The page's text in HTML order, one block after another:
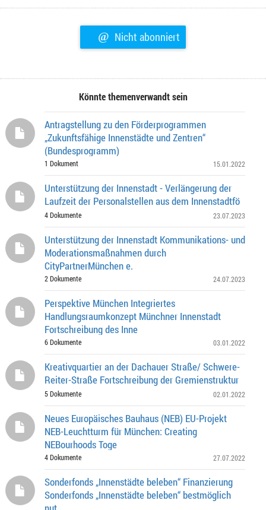
@ Nicht abonniert
Könnte themenverwandt sein
Antragstellung zu den Förderprogrammen
„Zukunftsfähige Innenstädte und Zentren“
(Bundesprogramm)
1 Dokument 15.01.2022
Unterstützung der Innenstadt - Verlängerung der
Laufzeit der Personalstellen aus dem Innenstadtfö
4 Dokumente 23.07.2023
Unterstützung der Innenstadt Kommunikations- und
Moderationsmaßnahmen durch
CityPartnerMünchen e.
2 Dokumente 24.07.2023
Perspektive München Integriertes
Handlungsraumkonzept Münchner Innenstadt
Fortschreibung des Inne
6 Dokumente 03.01.2022
Kreativquartier an der Dachauer Straße/ Schwere-
Reiter-Straße Fortschreibung der Gremienstruktur
5 Dokumente 02.01.2022
Neues Europäisches Bauhaus (NEB) EU-Projekt
NEB-Leuchtturm für München: Creating
NEBourhoods Toge
4 Dokumente 27.07.2022
Sonderfonds „Innenstädte beleben“ Finanzierung
Sonderfonds „Innenstädte beleben“ bestmöglich